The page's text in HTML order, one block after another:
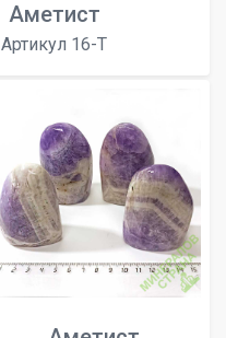
Аметист
Артикул 16-T